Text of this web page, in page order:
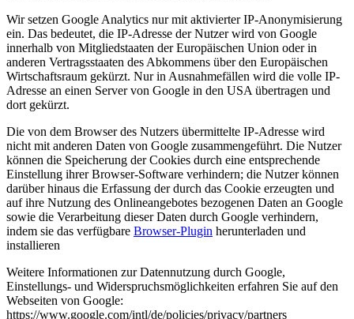
Wir setzen Google Analytics nur mit aktivierter IP-Anonymisierung
ein. Das bedeutet, die IP-Adresse der Nutzer wird von Google
innerhalb von Mitgliedstaaten der Europäischen Union oder in
anderen Vertragsstaaten des Abkommens über den Europäischen
Wirtschaftsraum gekürzt. Nur in Ausnahmefällen wird die volle IP-
Adresse an einen Server von Google in den USA übertragen und
dort gekürzt.
Die von dem Browser des Nutzers übermittelte IP-Adresse wird
nicht mit anderen Daten von Google zusammengeführt. Die Nutzer
können die Speicherung der Cookies durch eine entsprechende
Einstellung ihrer Browser-Software verhindern; die Nutzer können
darüber hinaus die Erfassung der durch das Cookie erzeugten und
auf ihre Nutzung des Onlineangebotes bezogenen Daten an Google
sowie die Verarbeitung dieser Daten durch Google verhindern,
indem sie das verfügbare Browser-Plugin herunterladen und
installieren
Weitere Informationen zur Datennutzung durch Google,
Einstellungs- und Widerspruchsmöglichkeiten erfahren Sie auf den
Webseiten von Google:
https://www.google.com/intl/de/policies/privacy/partners